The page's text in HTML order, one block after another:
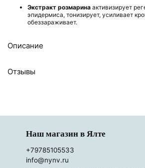
Экстракт розмарина активизирует
эпидермиса, тонизирует, усиливает
обеззараживает.
Описание
Отзывы
Наш магазин в Ялте
+79785105533
info@nynv.ru